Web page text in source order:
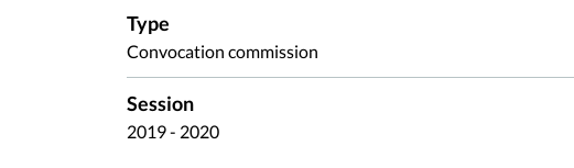
Type
Convocation commission
Session
2019 - 2020